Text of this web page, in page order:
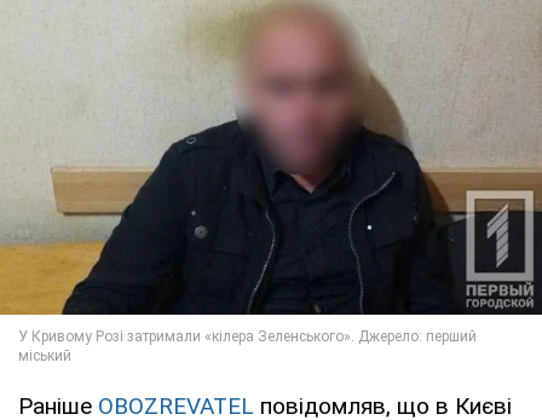
Раніше OBOZREVATEL повідомляв, що в Києві